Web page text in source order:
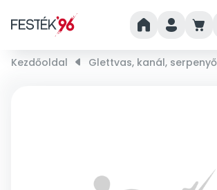
home person cart
Kezdőoldal right_small Glettvas, kanál, serpenyő